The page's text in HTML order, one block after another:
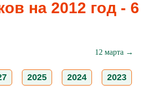
на 2012 год - 6
12 марта →
2025 2024 2023